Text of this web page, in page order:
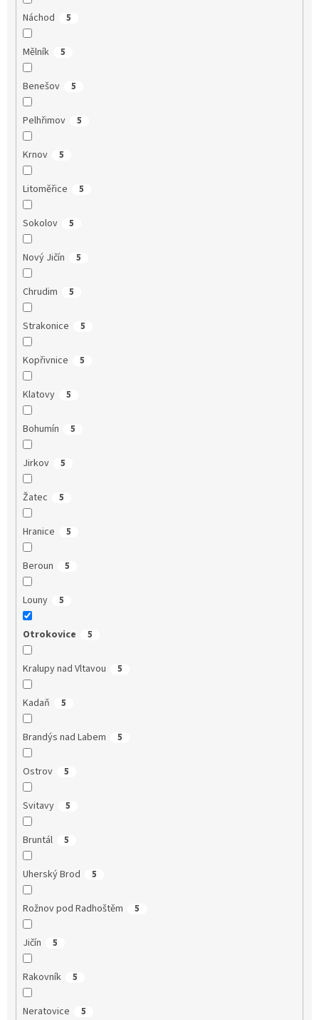
Náchod 5
Mělník 5
Benešov 5
Pelhřimov 5
Krnov 5
Litoměřice 5
Sokolov 5
Nový Jičín 5
Chrudim 5
Strakonice 5
Kopřivnice 5
Klatovy 5
Bohumín 5
Jirkov 5
Žatec 5
Hranice 5
Beroun 5
Louny 5
Otrokovice 5
Kralupy nad Vltavou 5
Kadaň 5
Brandýs nad Labem 5
Ostrov 5
Svitavy 5
Bruntál 5
Uherský Brod 5
Rožnov pod Radhoštěm 5
Jičín 5
Rakovník 5
Neratovice 5